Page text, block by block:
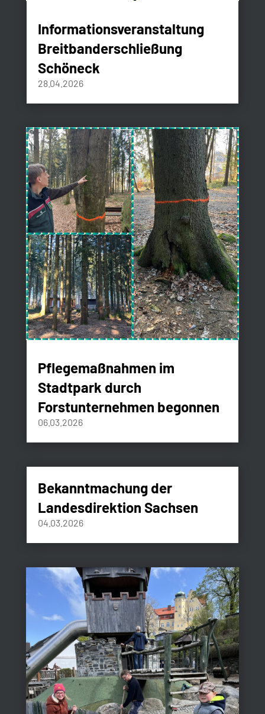
Informationsveranstaltung
Breitbanderschließung
Schöneck
28.04.2026
Pflegemaßnahmen im
Stadtpark durch
Forstunternehmen begonnen
06.03.2026
Bekanntmachung der
Landesdirektion Sachsen
04.03.2026